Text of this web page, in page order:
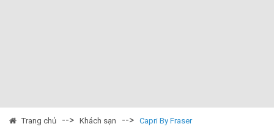
Trang chủ --> Khách sạn --> Capri By Fraser